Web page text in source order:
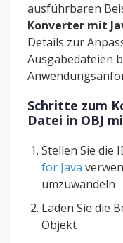
ausführbaren
Konverter mit
Details zur
Ausgabedateien
Schritte zum
Datei in OBJ
Stellen Sie die
for Java
umzuwandeln
Laden Sie die
Objekt